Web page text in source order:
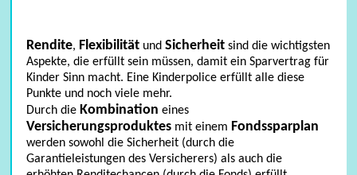
Rendite, Flexibilität undSicherheitsind die wichtigsten
Aspekte, die erfüllt sein müssen, damit ein Sparvertrag für
Kinder Sinn macht. Eine Kinderpolice erfüllt alle diese
Punkte und noch viele mehr.
Durch die Kombinationeines
Versicherungsproduktes mit einem Fondssparplan
werden sowohl die Sicherheit (durch die
Garantieleistungen des Versicherers) als auch die